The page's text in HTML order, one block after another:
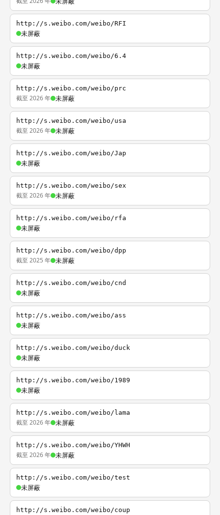
http://s.weibo.com/weibo/RFI
未屏蔽
http://s.weibo.com/weibo/6.4
未屏蔽
http://s.weibo.com/weibo/prc
截至 2026 年 未屏蔽
http://s.weibo.com/weibo/usa
截至 2026 年 未屏蔽
http://s.weibo.com/weibo/Jap
未屏蔽
http://s.weibo.com/weibo/sex
截至 2026 年 未屏蔽
http://s.weibo.com/weibo/rfa
未屏蔽
http://s.weibo.com/weibo/dpp
截至 2025 年 未屏蔽
http://s.weibo.com/weibo/cnd
未屏蔽
http://s.weibo.com/weibo/ass
未屏蔽
http://s.weibo.com/weibo/duck
未屏蔽
http://s.weibo.com/weibo/1989
未屏蔽
http://s.weibo.com/weibo/lama
截至 2026 年 未屏蔽
http://s.weibo.com/weibo/YHWH
截至 2026 年 未屏蔽
http://s.weibo.com/weibo/test
未屏蔽
http://s.weibo.com/weibo/coup